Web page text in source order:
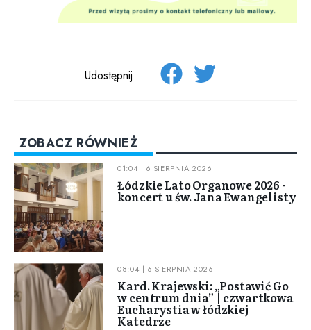
Udostępnij
ZOBACZ RÓWNIEŻ
01:04 | 6 SIERPNIA 2026
Łódzkie Lato Organowe 2026 -
koncert u św. Jana Ewangelisty
08:04 | 6 SIERPNIA 2026
Kard. Krajewski: „Postawić Go
w centrum dnia” | czwartkowa
Eucharystia w łódzkiej
Katedrze